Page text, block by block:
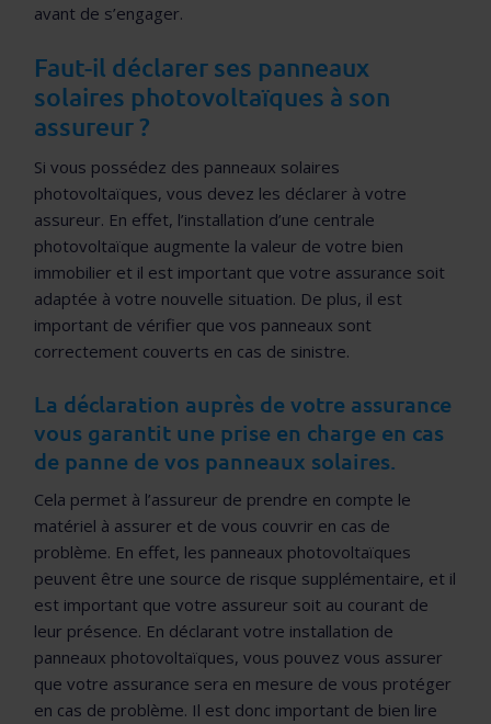
avant de s’engager.
Faut-il déclarer ses panneaux
solaires photovoltaïques à son
assureur ?
Si vous possédez des panneaux solaires
photovoltaïques, vous devez les déclarer à votre
assureur. En effet, l’installation d’une centrale
photovoltaïque augmente la valeur de votre bien
immobilier et il est important que votre assurance soit
adaptée à votre nouvelle situation. De plus, il est
important de vérifier que vos panneaux sont
correctement couverts en cas de sinistre.
La déclaration auprès de votre assurance
vous garantit une prise en charge en cas
de panne de vos panneaux solaires.
Cela permet à l’assureur de prendre en compte le
matériel à assurer et de vous couvrir en cas de
problème. En effet, les panneaux photovoltaïques
peuvent être une source de risque supplémentaire, et il
est important que votre assureur soit au courant de
leur présence. En déclarant votre installation de
panneaux photovoltaïques, vous pouvez vous assurer
que votre assurance sera en mesure de vous protéger
en cas de problème. Il est donc important de bien lire